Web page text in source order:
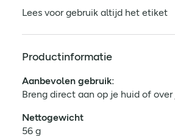
Lees voor gebruik altijd het etiket
Productinformatie
Aanbevolen gebruik:
Breng direct aan op je huid of
Nettogewicht
56 g